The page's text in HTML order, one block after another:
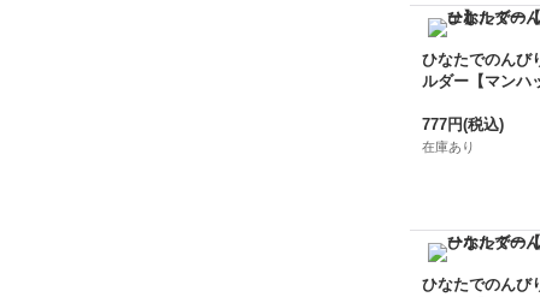
ひなたでのんび
ルダー【マンハ
777円(税込)
在庫あり
ひなたでのんび